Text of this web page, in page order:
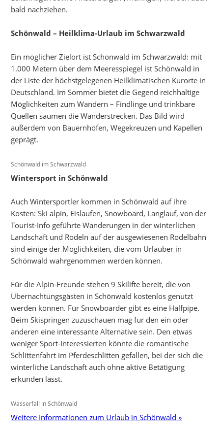
bald nachziehen.
Schönwald – Heilklima-Urlaub im Schwarzwald
Ein möglicher Zielort ist Schönwald im Schwarzwald: mit
1.000 Metern über dem Meeresspiegel ist Schönwald in
der Liste der höchstgelegenen Heilklimatischen Kurorte in
Deutschland. Im Sommer bietet die Gegend reichhaltige
Möglichkeiten zum Wandern – Findlinge und trinkbare
Quellen säumen die Wanderstrecken. Das Bild wird
außerdem von Bauernhöfen, Wegekreuzen und Kapellen
geprägt.
Schönwald im Schwarzwald
Wintersport in Schönwald
Auch Wintersportler kommen in Schönwald auf ihre
Kosten: Ski alpin, Eislaufen, Snowboard, Langlauf, von der
Tourist-Info geführte Wanderungen in der winterlichen
Landschaft und Rodeln auf der ausgewiesenen Rodelbahn
sind einige der Möglichkeiten, die vom Urlauber in
Schönwald wahrgenommen werden können.
Für die Alpin-Freunde stehen 9 Skilifte bereit, die von
Übernachtungsgästen in Schönwald kostenlos genutzt
werden können. Für Snowboarder gibt es eine Halfpipe.
Beim Skispringen zuzuschauen mag für den ein oder
anderen eine interessante Alternative sein. Den etwas
weniger Sport-Interessierten könnte die romantische
Schlittenfahrt im Pferdeschlitten gefallen, bei der sich die
winterliche Landschaft auch ohne aktive Betätigung
erkunden lässt.
Wasserfall in Schönwald
Weitere Informationen zum Urlaub in Schönwald »